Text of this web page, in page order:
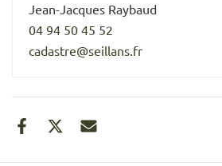
Jean-Jacques Raybaud
04 94 50 45 52
cadastre@seillans.fr